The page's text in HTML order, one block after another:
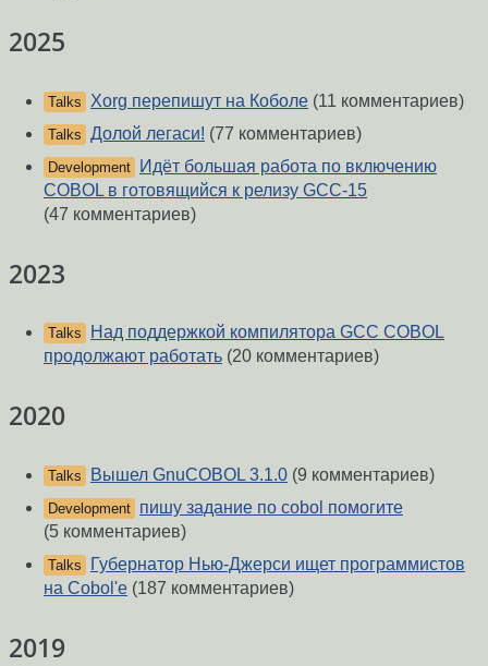
2025
Talks Xorg перепишут на Коболе (11 комментариев)
Talks Долой легаси! (77 комментариев)
Development
Идёт большая работа по включению
COBOL в готовящийся к релизу GCC-15
(47 комментариев)
2023
Talks
Над поддержкой компилятора GCC COBOL
продолжают работать (20 комментариев)
2020
Talks Вышел GnuCOBOL 3.1.0 (9 комментариев)
Development пишу задание по cobol помогите
(5 комментариев)
Talks
Губернатор Нью-Джерси ищет программистов
на Cobol'е (187 комментариев)
2019